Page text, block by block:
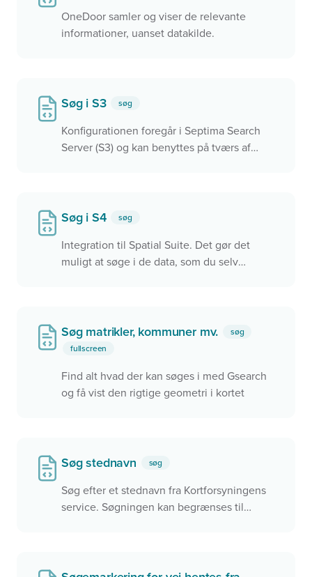
OneDoor samler og viser de relevante
informationer, uanset datakilde.
Søg i S3 søg
Konfigurationen foregår i Septima Search
Server (S3) og kan benyttes på tværs af
Søg i S4 søg
Integration til Spatial Suite. Det gør det
muligt at søge i de data, som du selv
Søg matrikler, kommuner mv.
søg
fullscreen
Find alt hvad der kan søges i med Gsearch
og få vist den rigtige geometri i kortet
Søg stednavn søg
Søg efter et stednavn fra Kortforsyningens
service. Søgningen kan begrænses til